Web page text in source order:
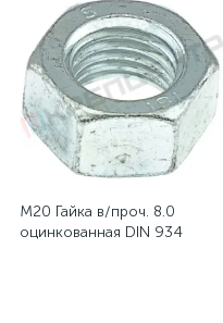
М20 Гайка в/проч. 8.0
оцинкованная DIN 934